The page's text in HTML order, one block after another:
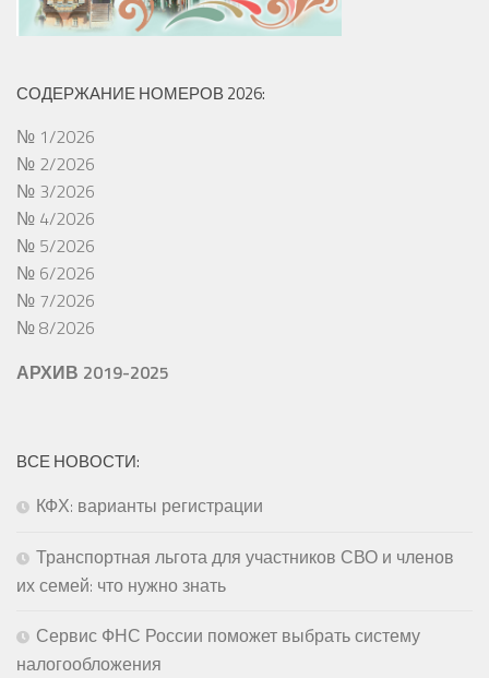
СОДЕРЖАНИЕ НОМЕРОВ 2026:
№ 1/2026
№ 2/2026
№ 3/2026
№ 4/2026
№ 5/2026
№ 6/2026
№ 7/2026
№ 8/2026
АРХИВ 2019-2025
ВСЕ НОВОСТИ:
КФХ: варианты регистрации
Транспортная льгота для участников СВО и членов
их семей: что нужно знать
Сервис ФНС России поможет выбрать систему
налогообложения